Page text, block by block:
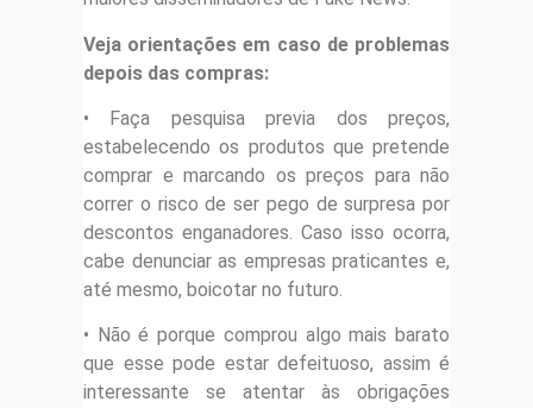
Veja orientações em caso de problemas
depois das compras:
• Faça pesquisa previa dos preços,
estabelecendo os produtos que pretende
comprar e marcando os preços para não
correr o risco de ser pego de surpresa por
descontos enganadores. Caso isso ocorra,
cabe denunciar as empresas praticantes e,
até mesmo, boicotar no futuro.
• Não é porque comprou algo mais barato
que esse pode estar defeituoso, assim é
interessante se atentar às obrigações